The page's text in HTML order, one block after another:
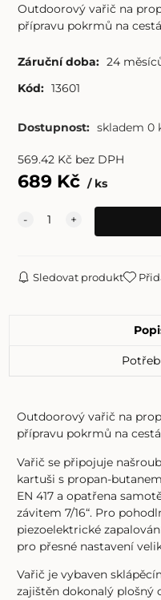
Outdoorový vařič na
přípravu pokrmů na
Záruční doba: 24
Kód: 13601
Dostupnost: skladem 0
569.42Kč bez DPH
689Kč ks
Sledovat produkt
Outdoorový vařič na
přípravu pokrmů na
Vařič se připojuje
kartuši s propan-
EN 417 a opatřena
závitem 7/16“. Pro
piezoelektrické
pro přesné nastavení
Vařič je vybaven
zajištěn dokonalý plošný